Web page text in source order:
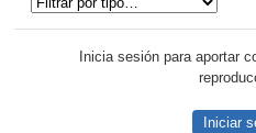
Inicia sesión para aportar
Iniciar